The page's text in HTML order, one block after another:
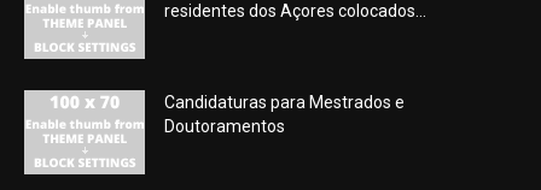
residentes dos Açores colocados...
Candidaturas para Mestrados e
Doutoramentos